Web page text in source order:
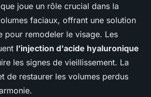
joue un rôle crucial dans la
faciaux, offrant une solution
pour remodeler le visage. Les
l'injection d'acide hyaluronique
les signes de vieillissement. La
de restaurer les volumes perdus